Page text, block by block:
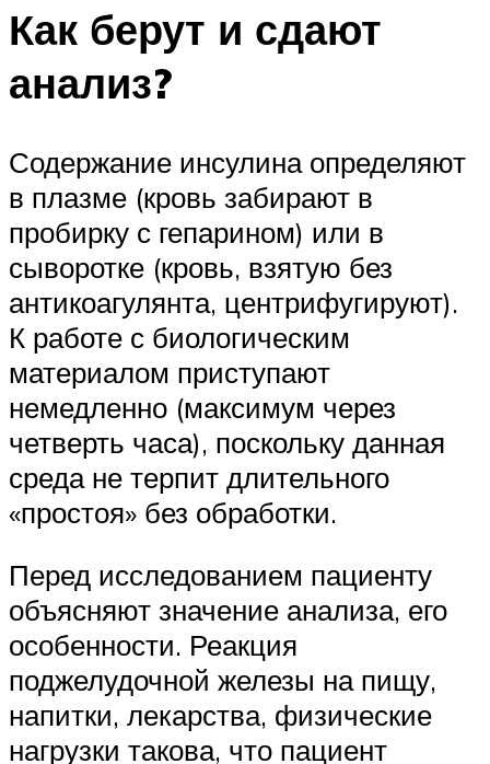
Как берут и сдают
анализ?
Содержание инсулина определяют
в плазме (кровь забирают в
пробирку с гепарином) или в
сыворотке (кровь, взятую без
антикоагулянта, центрифугируют).
К работе с биологическим
материалом приступают
немедленно (максимум через
четверть часа), поскольку данная
среда не терпит длительного
«простоя» без обработки.
Перед исследованием пациенту
объясняют значение анализа, его
особенности. Реакция
поджелудочной железы на пищу,
напитки, лекарства, физические
нагрузки такова, что пациент